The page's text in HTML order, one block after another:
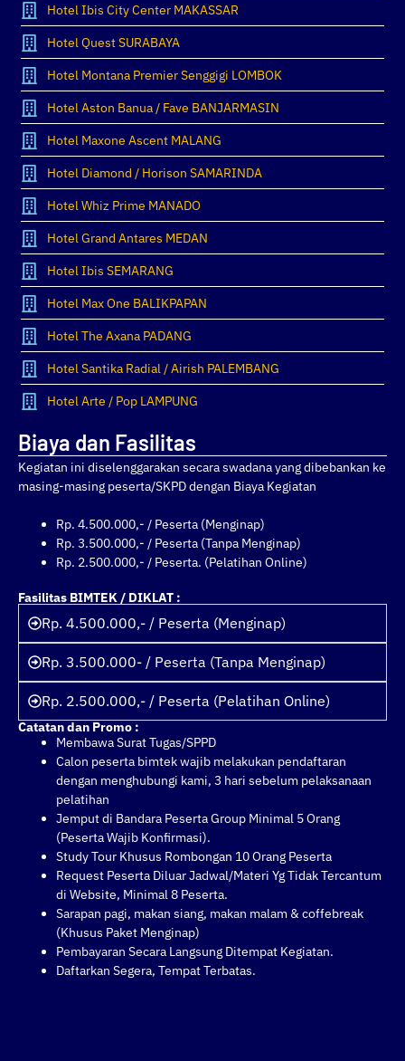
Hotel Ibis City Center MAKASSAR
Hotel Quest SURABAYA
Hotel Montana Premier Senggigi LOMBOK
Hotel Aston Banua / Fave BANJARMASIN
Hotel Maxone Ascent MALANG
Hotel Diamond / Horison SAMARINDA
Hotel Whiz Prime MANADO
Hotel Grand Antares MEDAN
Hotel Ibis SEMARANG
Hotel Max One BALIKPAPAN
Hotel The Axana PADANG
Hotel Santika Radial / Airish PALEMBANG
Hotel Arte / Pop LAMPUNG
Biaya dan Fasilitas
Kegiatan ini diselenggarakan secara swadana yang dibebankan ke
masing-masing peserta/SKPD dengan Biaya Kegiatan
Rp. 4.500.000,- / Peserta (Menginap)
Rp. 3.500.000,- / Peserta (Tanpa Menginap)
Rp. 2.500.000,- / Peserta. (Pelatihan Online)
Fasilitas BIMTEK / DIKLAT :
Rp. 4.500.000,- / Peserta (Menginap)
Rp. 3.500.000- / Peserta (Tanpa Menginap)
Rp. 2.500.000,- / Peserta (Pelatihan Online)
Catatan dan Promo :
Membawa Surat Tugas/SPPD
Calon peserta bimtek wajib melakukan pendaftaran
dengan menghubungi kami, 3 hari sebelum pelaksanaan
pelatihan
Jemput di Bandara Peserta Group Minimal 5 Orang
(Peserta Wajib Konfirmasi).
Study Tour Khusus Rombongan 10 Orang Peserta
Request Peserta Diluar Jadwal/Materi Yg Tidak Tercantum
di Website, Minimal 8 Peserta.
Sarapan pagi, makan siang, makan malam & coffebreak
(Khusus Paket Menginap)
Pembayaran Secara Langsung Ditempat Kegiatan.
Daftarkan Segera, Tempat Terbatas.